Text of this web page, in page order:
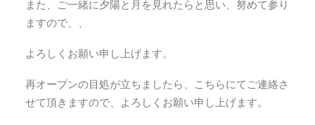
また、ご一緒に夕陽と月を見れたらと思い、努めて参り
ますので、、
よろしくお願い申し上げます。
再オープンの目処が立ちましたら、こちらにてご連絡さ
せて頂きますので、よろしくお願い申し上げます。